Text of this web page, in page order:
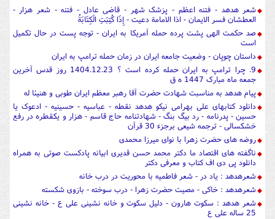
شعر هدهد - فتنه اعظم - پزشک شهر - قاضی عادل - فتنه - شعر هزار -
العطشان فسر الایمان - اذا الامامة دعیت - إِذَا كُتِبَتِ الْكِتَابَةُ
صد حکمت الهی پشت پرده حمله آمریکا به ایران - توجه پست در حال تکمیل
است
داستان چوپان - وضعیت جامعه ایران در زمان حمله ترامپ به ایران
9. چرا ترامپ به ایران حمله کرده است ؟ 1404.12.23 روز قدس آخرین
جمعه ماه مبارک 1447 ه ق
پیام هدهد به مناسبت شهادت حضرت آقا رهبر معظم ایران طوبی و هنیئا له
دانلود کتابهای علی بهرامی نیکو هدهد نقطه - عباسیه - حسینیه - ادعوک یا
حسین - پدرنامه - رد بیگ بنگ - شهادتنامه حاج قاسم - هزار و یکقطره در رفع
خشکسالی - ترجمه شیعی برجزء 30 قرآن
روضه های حضرت زهرا با نوای میرزا محمدی
ناگفته های اقتصاد ما دکتر محمد حسن قدیری ابیانه پادکست صوتی به همراه
دانلود پی دی اف کتاب و معرفی دکتر
شعرهدهد : یاد در - شعر فاطمیه با محوریت در درب خانه
شعرهدهد : خاکی - مصیت حضرت زهرا - درب سوخته - بازوی شکسته
شعر هدهد : سکوت هارون - دلیل سکوت و خانه نشینی علی ع - خانه نشینی
25 ساله علی ع